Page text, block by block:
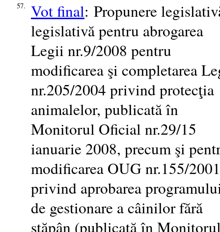
57. Vot final: Propunere
legislativă pentru abrogarea
Legii nr.9/2008 pentru
modificarea şi completarea
nr.205/2004 privind protecţia
animalelor, publicată în
Monitorul Oficial nr.29/15
ianuarie 2008, precum şi
modificarea OUG nr.155/2001
privind aprobarea
de gestionare a câinilor fără
stăpân (publicată în